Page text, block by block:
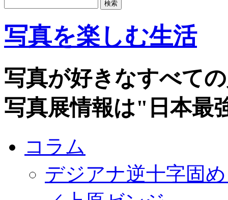
写真を楽しむ生活
写真が好きなすべて
写真展情報は"日本最
コラム
デジアナ逆十字固